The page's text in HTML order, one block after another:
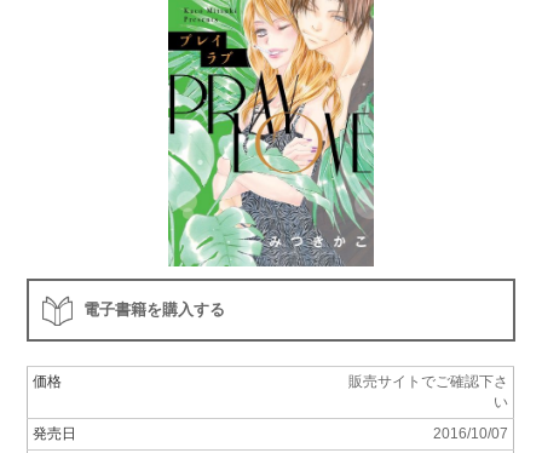
電子書籍を購入する
価格
販売サイトでご確認下さ
い
発売日
2016/10/07